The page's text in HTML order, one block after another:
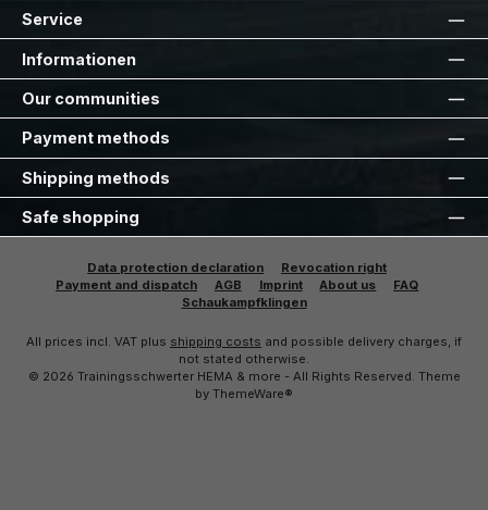
Service
Informationen
Our communities
Payment methods
Shipping methods
Safe shopping
Data protection declaration
Revocation right
Payment and dispatch
AGB Imprint About us
FAQ
Schaukampfklingen
All prices incl. VAT plus shipping costs and possible delivery charges, if
not stated otherwise.
© 2026 Trainingsschwerter HEMA & more - All Rights Reserved. Theme
by ThemeWare®